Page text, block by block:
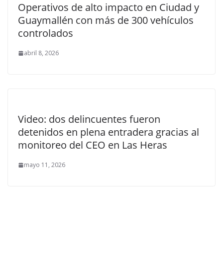
Operativos de alto impacto en Ciudad y
Guaymallén con más de 300 vehículos
controlados
abril 8, 2026
Video: dos delincuentes fueron
detenidos en plena entradera gracias al
monitoreo del CEO en Las Heras
mayo 11, 2026